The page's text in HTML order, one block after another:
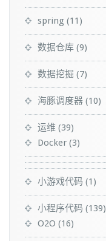
spring (11)
数据仓库 (9)
数据挖掘 (7)
海豚调度器 (10)
运维 (39)
Docker (3)
小游戏代码 (1)
小程序代码 (139)
O2O (16)